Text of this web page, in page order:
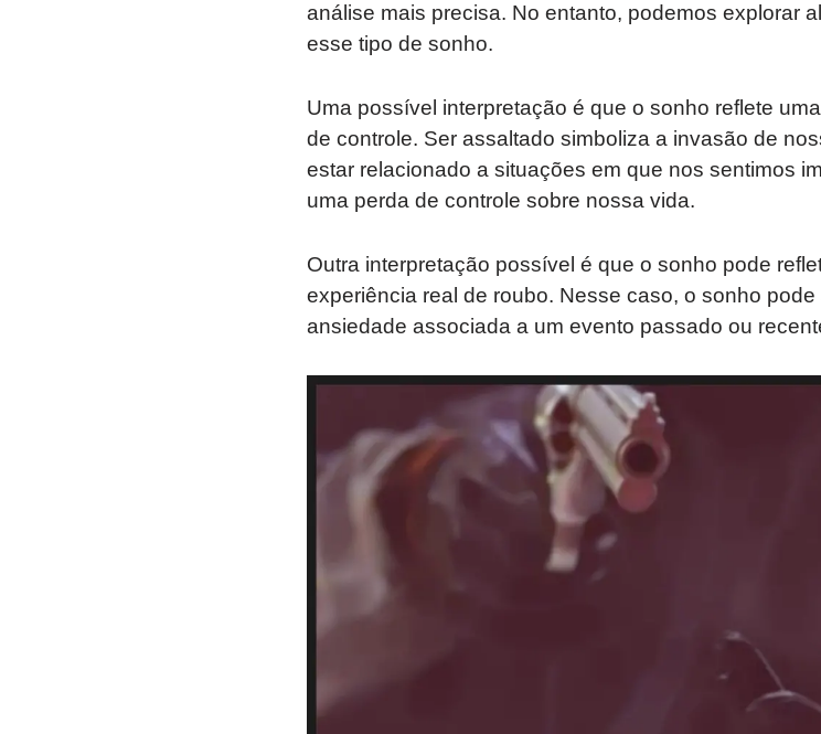
análise mais precisa. No entanto, podemos explorar
esse tipo de sonho.
Uma possível interpretação é que o sonho reflete
de controle. Ser assaltado simboliza a invasão de
estar relacionado a situações em que nos sentimos
uma perda de controle sobre nossa vida.
Outra interpretação possível é que o sonho pode
experiência real de roubo. Nesse caso, o sonho
ansiedade associada a um evento passado ou